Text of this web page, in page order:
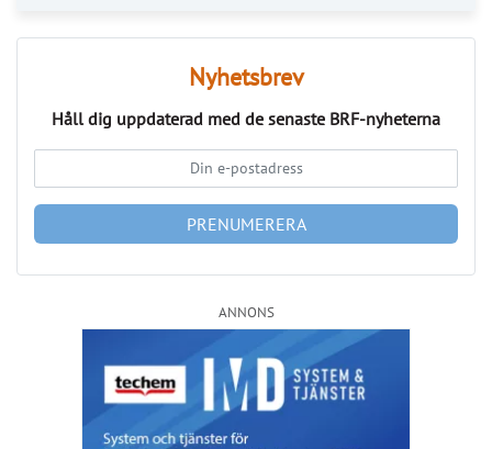
Kommentarer till Svensk
Mäklarstatistik
Få full koll på bostadsmarknaden – sex
Vårens svårsålda bostäder skapar
Bostadsrätter backar tillfälligt medan villor står